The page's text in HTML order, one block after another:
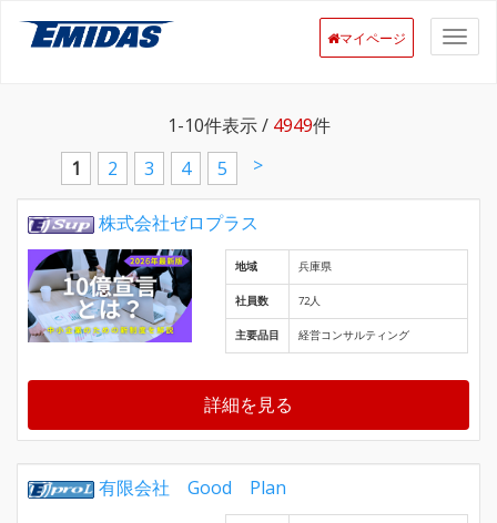
マイページ
1-10件表示 / 4949件
1
2 3 4 5 >
株式会社ゼロプラス
地域 兵庫県
社員数 72人
主要品目 経営コンサルティング
詳細を見る
有限会社 Good Plan